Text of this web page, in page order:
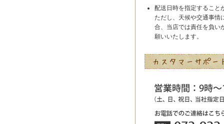
配送日時を指定すること
ただし、天候や交通事情
合、当店では責任を負い
願いいたします。